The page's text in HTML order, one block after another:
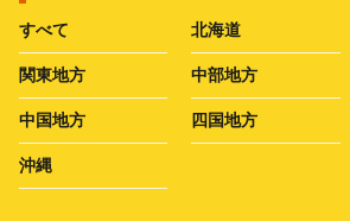
すべて 北海道
関東地方 中部地方
中国地方 四国地方
沖縄